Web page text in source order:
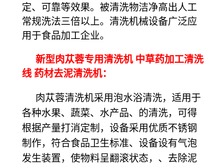
定、可靠等效果。被清洗物洁净高出人工
常规洗法三倍以上。清洗机械设备广泛应
用于食品加工企业。
新型肉苁蓉专用清洗机 中草药加工清洗
线 药材去泥清洗机：
肉苁蓉清洗机采用泡水浴清洗，适用于
各种水果、蔬菜、水产品、的清洗，可得
根据产量打消定制，设备采用优质不锈钢
制作，符合食品卫生标准、设备设有气泡
发生装置，使物料呈翻滚状态，、去除泥